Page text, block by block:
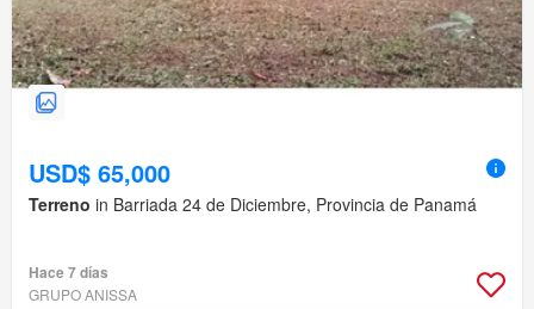
USD$ 65,000
Terreno in Barriada 24 de Diciembre, Provincia de Panamá
Hace 7 días
GRUPO ANISSA